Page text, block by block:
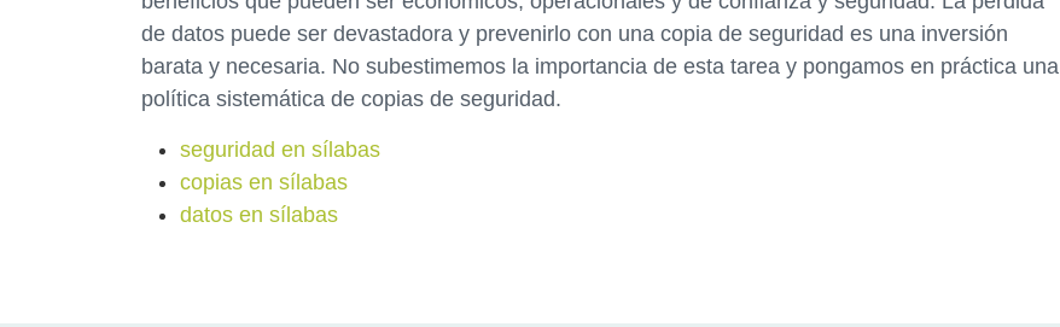
de datos puede ser devastadora y prevenirlo con una copia de seguridad es una inversión
barata y necesaria. No subestimemos la importancia de esta tarea y pongamos en práctica una
política sistemática de copias de seguridad.
seguridad en sílabas
copias en sílabas
datos en sílabas